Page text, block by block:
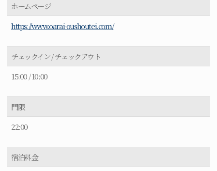
ホームページ
https://www.oarai-oushoutei.com/
チェックイン / チェックアウト
15:00 / 10:00
門限
22:00
宿泊料金